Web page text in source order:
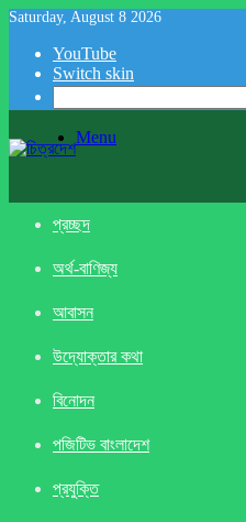
Saturday, August 8 2026
YouTube
Switch skin
Menu
প্রচ্ছদ
অর্থ-বাণিজ্য
আবাসন
উদ্যোক্তার কথা
বিনোদন
পজিটিভ বাংলাদেশ
প্রযুক্তি